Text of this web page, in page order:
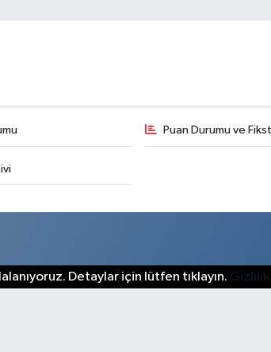
Puan Durumu ve
Detaylar için lütfen tıklayın. Gizlilik